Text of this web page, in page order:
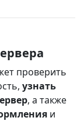
проверить
узнать
, а также
и